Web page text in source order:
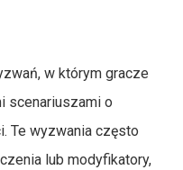
w którym gracze
scenariuszami o
Te wyzwania często
lub modyfikatory,